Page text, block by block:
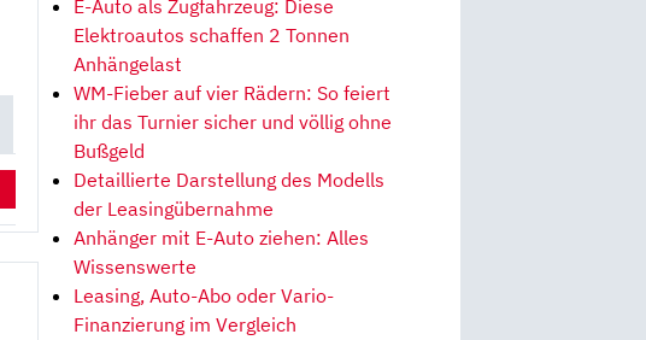
E-Auto als Zugfahrzeug: Diese
Elektroautos schaffen 2 Tonnen
Anhängelast
WM-Fieber auf vier Rädern: So feiert
ihr das Turnier sicher und völlig ohne
Bußgeld
Detaillierte Darstellung des Modells
der Leasingübernahme
Anhänger mit E-Auto ziehen: Alles
Wissenswerte
Leasing, Auto-Abo oder Vario-
Finanzierung im Vergleich